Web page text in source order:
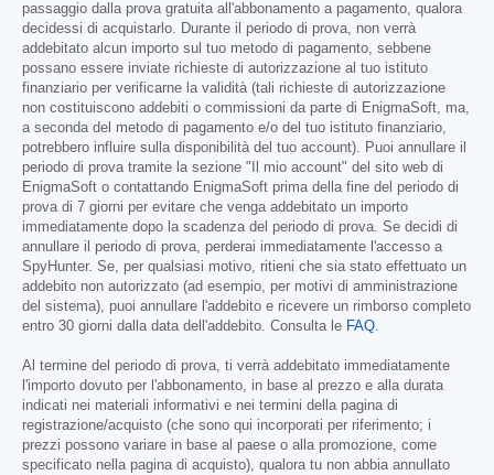
passaggio dalla prova gratuita all'abbonamento a pagamento, qualora
decidessi di acquistarlo. Durante il periodo di prova, non verrà
addebitato alcun importo sul tuo metodo di pagamento, sebbene
possano essere inviate richieste di autorizzazione al tuo istituto
finanziario per verificarne la validità (tali richieste di autorizzazione
non costituiscono addebiti o commissioni da parte di EnigmaSoft, ma,
a seconda del metodo di pagamento e/o del tuo istituto finanziario,
potrebbero influire sulla disponibilità del tuo account). Puoi annullare il
periodo di prova tramite la sezione "Il mio account" del sito web di
EnigmaSoft o contattando EnigmaSoft prima della fine del periodo di
prova di 7 giorni per evitare che venga addebitato un importo
immediatamente dopo la scadenza del periodo di prova. Se decidi di
annullare il periodo di prova, perderai immediatamente l'accesso a
SpyHunter. Se, per qualsiasi motivo, ritieni che sia stato effettuato un
addebito non autorizzato (ad esempio, per motivi di amministrazione
del sistema), puoi annullare l'addebito e ricevere un rimborso completo
entro 30 giorni dalla data dell'addebito. Consulta le FAQ.
Al termine del periodo di prova, ti verrà addebitato immediatamente
l'importo dovuto per l'abbonamento, in base al prezzo e alla durata
indicati nei materiali informativi e nei termini della pagina di
registrazione/acquisto (che sono qui incorporati per riferimento; i
prezzi possono variare in base al paese o alla promozione, come
specificato nella pagina di acquisto), qualora tu non abbia annullato